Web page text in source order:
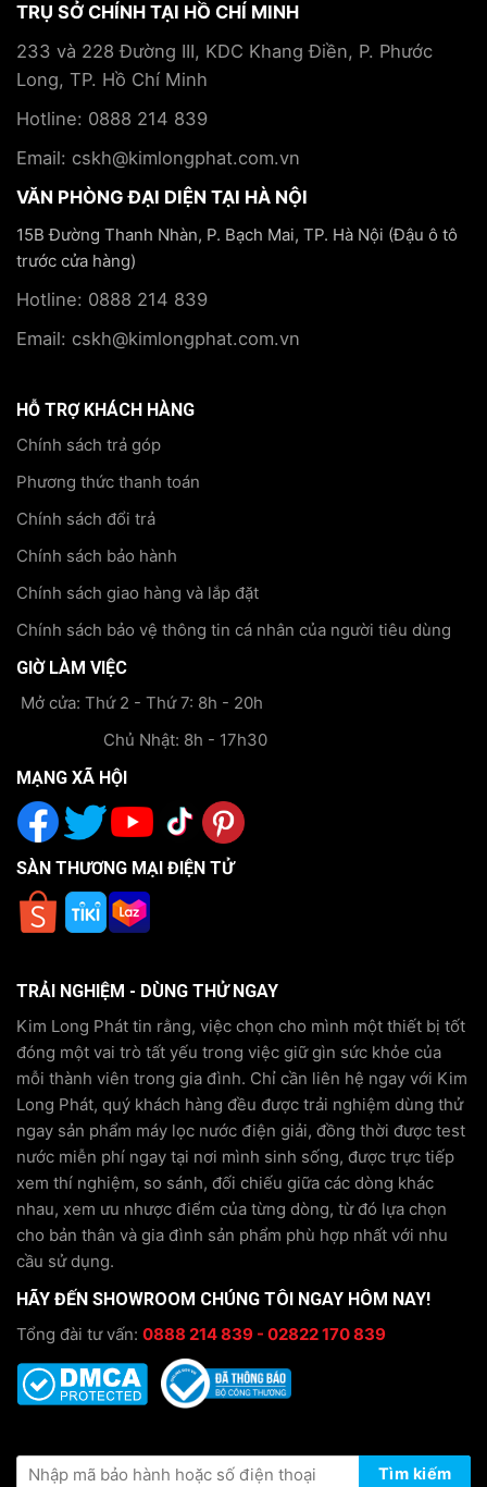
TRỤ SỞ CHÍNH TẠI HỒ CHÍ MINH
233 và 228 Đường III, KDC Khang Điền, P. Phước
Long, TP. Hồ Chí Minh
Hotline: 0888 214 839
Email: cskh@kimlongphat.com.vn
VĂN PHÒNG ĐẠI DIỆN TẠI HÀ NỘI
15B Đường Thanh Nhàn, P. Bạch Mai, TP. Hà Nội (Đậu ô tô
trước cửa hàng)
Hotline: 0888 214 839
Email: cskh@kimlongphat.com.vn
HỖ TRỢ KHÁCH HÀNG
Chính sách trả góp
Phương thức thanh toán
Chính sách đổi trả
Chính sách bảo hành
Chính sách giao hàng và lắp đặt
Chính sách bảo vệ thông tin cá nhân của người tiêu dùng
GIỜ LÀM VIỆC
Mở cửa: Thứ 2 - Thứ 7: 8h - 20h
Chủ Nhật: 8h - 17h30
MẠNG XÃ HỘI
SÀN THƯƠNG MẠI ĐIỆN TỬ
TRẢI NGHIỆM - DÙNG THỬ NGAY
Kim Long Phát tin rằng, việc chọn cho mình một thiết bị tốt
đóng một vai trò tất yếu trong việc giữ gìn sức khỏe của
mỗi thành viên trong gia đình. Chỉ cần liên hệ ngay với Kim
Long Phát, quý khách hàng đều được trải nghiệm dùng thử
ngay sản phẩm máy lọc nước điện giải, đồng thời được test
nước miễn phí ngay tại nơi mình sinh sống, được trực tiếp
xem thí nghiệm, so sánh, đối chiếu giữa các dòng khác
nhau, xem ưu nhược điểm của từng dòng, từ đó lựa chọn
cho bản thân và gia đình sản phẩm phù hợp nhất với nhu
cầu sử dụng.
HÃY ĐẾN SHOWROOM CHÚNG TÔI NGAY HÔM NAY!
Tổng đài tư vấn: 0888 214 839 - 02822 170 839
Tìm kiếm